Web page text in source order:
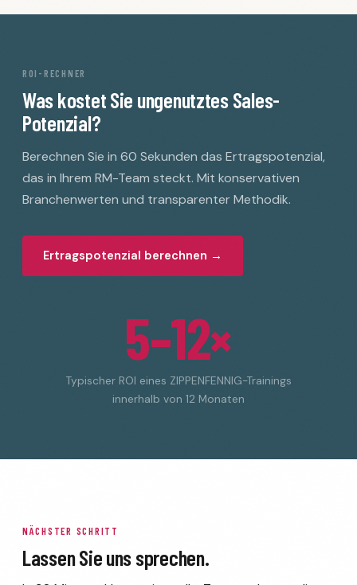
ROI-RECHNER
Was kostet Sie ungenutztes Sales-
Potenzial?
Berechnen Sie in 60 Sekunden das Ertragspotenzial,
das in Ihrem RM-Team steckt. Mit konservativen
Branchenwerten und transparenter Methodik.
Ertragspotenzial berechnen →
5–12×
Typischer ROI eines ZIPPENFENNIG-Trainings
innerhalb von 12 Monaten
NÄCHSTER SCHRITT
Lassen Sie uns sprechen.